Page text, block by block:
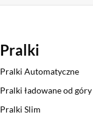
Pralki
Pralki Automatyczne
Pralki ładowane od góry
Pralki Slim